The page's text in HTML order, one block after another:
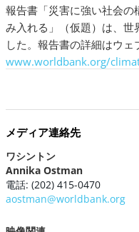
報告書「災害に強い社会の
み入れる」（仮題）は、世
した。報告書の詳細はウ
www.worldbank.org/
メディア連絡先
ワシントン
Annika Ostman
電話: (202) 415-0470
aostman@worldbank.org